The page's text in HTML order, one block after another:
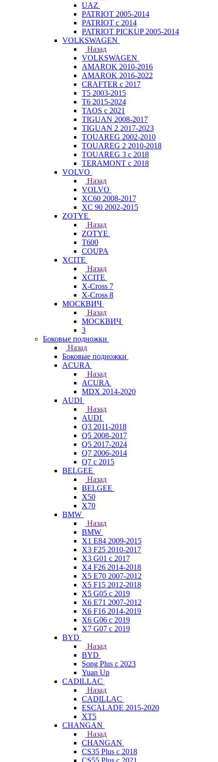
UAZ
PATRIOT 2005-2014
PATRIOT с 2014
PATRIOT PICKUP 2005-2014
VOLKSWAGEN
Назад
VOLKSWAGEN
AMAROK 2010-2016
AMAROK 2016-2022
CRAFTER с 2017
T5 2003-2015
T6 2015-2024
TAOS с 2021
TIGUAN 2008-2017
TIGUAN 2 2017-2023
TOUAREG 2002-2010
TOUAREG 2 2010-2018
TOUAREG 3 с 2018
TERAMONT с 2018
VOLVO
Назад
VOLVO
XC60 2008-2017
XC 90 2002-2015
ZOTYE
Назад
ZOTYE
T600
COUPA
XCITE
Назад
XCITE
X-Cross 7
X-Cross 8
МОСКВИЧ
Назад
МОСКВИЧ
3
Боковые подножки
Назад
Боковые подножки
ACURA
Назад
ACURA
MDX 2014-2020
AUDI
Назад
AUDI
Q3 2011-2018
Q5 2008-2017
Q5 2017-2024
Q7 2006-2014
Q7 с 2015
BELGEE
Назад
BELGEE
X50
X70
BMW
Назад
BMW
X1 E84 2009-2015
X3 F25 2010-2017
X3 G01 с 2017
X4 F26 2014-2018
X5 E70 2007-2012
X5 F15 2012-2018
X5 G05 с 2019
X6 E71 2007-2012
X6 F16 2014-2019
X6 G06 с 2019
X7 G07 с 2019
BYD
Назад
BYD
Song Plus с 2023
Yuan Up
CADILLAC
Назад
CADILLAC
ESСALADE 2015-2020
XT5
CHANGAN
Назад
CHANGAN
CS35 Plus с 2018
CS55 Plus с 2021